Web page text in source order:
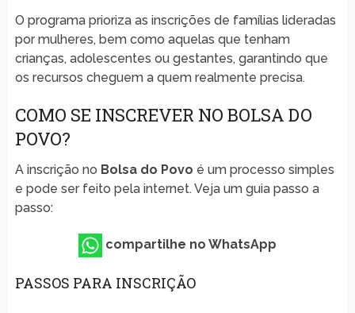
O programa prioriza as inscrições de famílias lideradas
por mulheres, bem como aquelas que tenham
crianças, adolescentes ou gestantes, garantindo que
os recursos cheguem a quem realmente precisa.
COMO SE INSCREVER NO BOLSA DO
POVO?
A inscrição no Bolsa do Povo é um processo simples
e pode ser feito pela internet. Veja um guia passo a
passo:
compartilhe no WhatsApp
PASSOS PARA INSCRIÇÃO